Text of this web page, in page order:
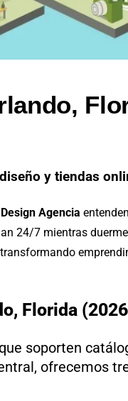
y tiendas
Agencia
24/7 mientras
Florida
soporten
ofrecemos